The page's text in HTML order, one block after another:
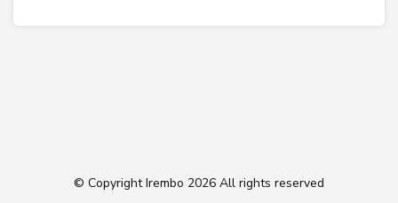
© Copyright Irembo 2026 All rights reserved